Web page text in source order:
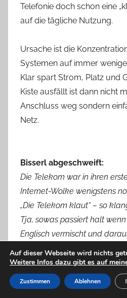
Telefonie doch schon eine
auf die tägliche Nutzung.
Ursache ist die
Systemen auf immer
Klar spart Strom, Platz und
Kiste ausfällt ist dann nicht
Anschluss weg sondern
Netz.
Bisserl abgeschweift:
Die Telekom war in ihren
Internet-Wolke wenigstens
„Die Telekom klaut“ – so
Tja, sowas passiert halt
Englisch vermischt und
macht.
Zu der Zeit wusste leider
CLOUD ist. Da blieb im Kopf
Da klang es dann doch sehr
Auf dieser Webseite wird nichts
Weitere Infos dazu gibt es auf
Zustimmen Ablehnen